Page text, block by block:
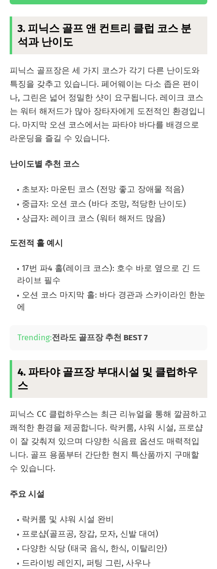
3. 피닉스 골프 앤 컨트리 클럽 코스 분
석과 난이도
피닉스 골프장은 세 가지 코스가 각기 다른 난이도와
특징을 갖추고 있습니다. 페어웨이는 다소 좁은 편이
나, 그린은 넓어 정밀한 샷이 요구됩니다. 레이크 코스
는 워터 해저드가 많아 장타자에게 도전적인 환경입니
다. 마지막 오션 코스에서는 파타야 바다를 배경으로
라운딩을 즐길 수 있습니다.
난이도별 추천 코스
초보자: 마운틴 코스 (전망 좋고 장애물 적음)
중급자: 오션 코스 (바다 조망, 적당한 난이도)
상급자: 레이크 코스 (워터 해저드 많음)
도전적 홀 예시
17번 파4 홀(레이크 코스): 호수 바로 옆으로 긴 드
라이브 필수
오션 코스 마지막 홀: 바다 경관과 스카이라인 한눈
에
Trending:전라도 골프장 추천 BEST 7
4. 파타야 골프장 부대시설 및 클럽하우
스
피닉스 CC 클럽하우스는 최근 리뉴얼을 통해 깔끔하고
쾌적한 환경을 제공합니다. 락커룸, 샤워 시설, 프로샵
이 잘 갖춰져 있으며 다양한 식음료 옵션도 매력적입
니다. 골프 용품부터 간단한 현지 특산품까지 구매할
수 있습니다.
주요 시설
락커룸 및 샤워 시설 완비
프로샵(골프공, 장갑, 모자, 신발 대여)
다양한 식당 (태국 음식, 한식, 이탈리안)
드라이빙 레인지, 퍼팅 그린, 사우나